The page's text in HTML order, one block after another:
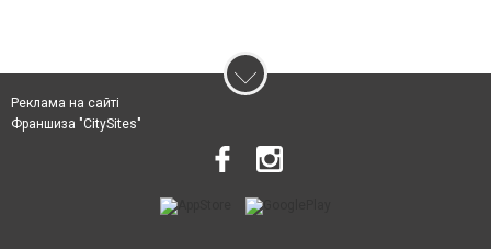
Реклама на сайті
Франшиза "CitySites"